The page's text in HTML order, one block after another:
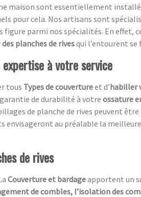
maison sont essentiellement
pour cela. Nos artisans sont
figure parmi nos spécialités. En
planches de rivesqui l’entourent
à votre service
tous Types de couvertureet d’habiller
de durabilité à votre ossature
de planche de rives peuvent être
au préalable la
de rives
Couverture et bardageapportent un
de combles, l’isolation des